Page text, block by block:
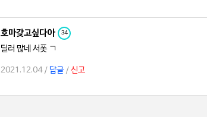
호마갖고싶다아 34
딜러 많네 서폿 ㄱ
2021.12.04 / 답글/ 신고